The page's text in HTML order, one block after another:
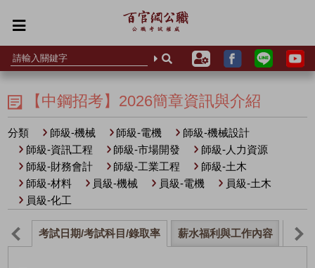
【中鋼招考】2026簡章資訊與介紹
分類 師級-機械 師級-電機
師級-機械設計
師級-資訊工程
師級-市場開發
師級-人力資源
師級-財務會計
師級-工業工程
師級-土木
師級-材料
員級-機械 員級-電機
員級-土木
員級-化工
考試日期/考試科目/錄取率 薪水福利與工作內容 補